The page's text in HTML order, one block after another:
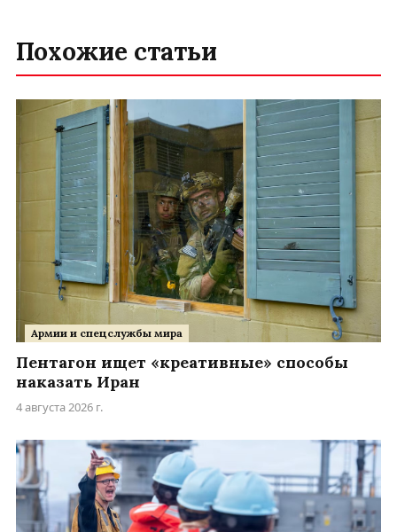
Похожие статьи
Армии и спецслужбы мира
Пентагон ищет «креативные» способы
наказать Иран
4 августа 2026 г.